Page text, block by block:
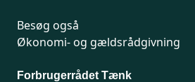
Besøg også
Økonomi- og gældsrådgivning
Forbrugerrådet Tænk